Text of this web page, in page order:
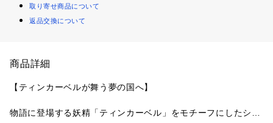
取り寄せ商品について
返品交換について
商品詳細
【ティンカーベルが舞う夢の国へ】
物語に登場する妖精「ティンカーベル」をモチーフにしたシリ